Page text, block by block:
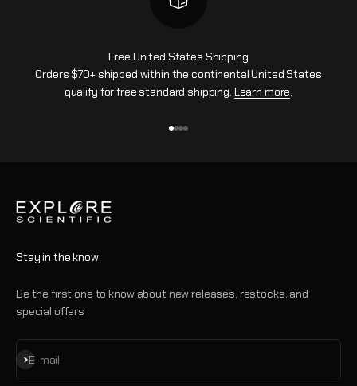
Free United States Shipping
Orders $70+ shipped within the continental United States
qualify for free standard shipping. Learn more.
Stay in the know
Be the first one to know about new releases, restocks, and
special offers
E-mail
S'inscrire